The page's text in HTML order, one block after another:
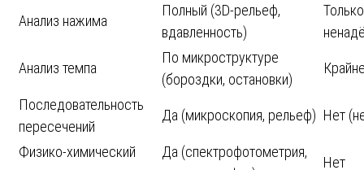
Анализ нажима
Полный (3D-рельеф,
вдавленность)
Анализ темпа
По микроструктуре
(бороздки, остановки)
Последовательность
пересечений
Да (микроскопия, рельеф) Нет
Физико-химический
Да (спектрофотометрия,
Нет